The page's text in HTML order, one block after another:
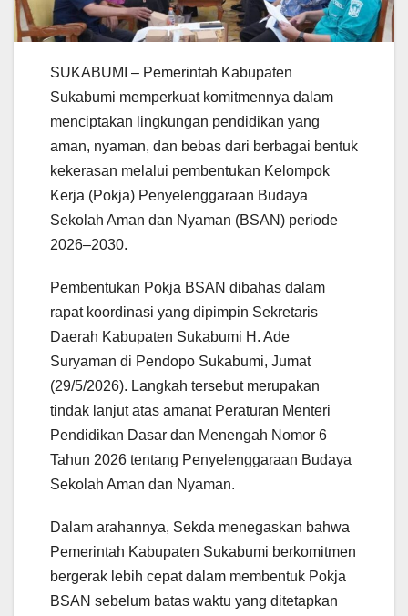
SUKABUMI – Pemerintah Kabupaten
Sukabumi memperkuat komitmennya dalam
menciptakan lingkungan pendidikan yang
aman, nyaman, dan bebas dari berbagai bentuk
kekerasan melalui pembentukan Kelompok
Kerja (Pokja) Penyelenggaraan Budaya
Sekolah Aman dan Nyaman (BSAN) periode
2026–2030.
Pembentukan Pokja BSAN dibahas dalam
rapat koordinasi yang dipimpin Sekretaris
Daerah Kabupaten Sukabumi H. Ade
Suryaman di Pendopo Sukabumi, Jumat
(29/5/2026). Langkah tersebut merupakan
tindak lanjut atas amanat Peraturan Menteri
Pendidikan Dasar dan Menengah Nomor 6
Tahun 2026 tentang Penyelenggaraan Budaya
Sekolah Aman dan Nyaman.
Dalam arahannya, Sekda menegaskan bahwa
Pemerintah Kabupaten Sukabumi berkomitmen
bergerak lebih cepat dalam membentuk Pokja
BSAN sebelum batas waktu yang ditetapkan